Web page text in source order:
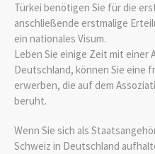
Türkei benötigen Sie für die
anschließende erstmalige
ein nationales Visum.
Leben Sie einige Zeit mit einer
Deutschland, können Sie eine
erwerben, die auf dem
beruht.
Wenn Sie sich als
Schweiz in Deutschland